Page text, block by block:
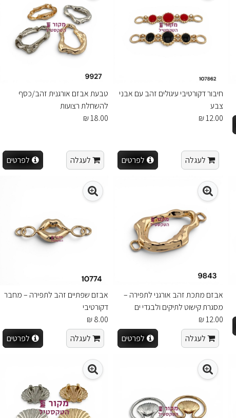
חיבור דקורטיבי עיגולים זהב עם אבני
צבע
12.00 ₪
לעגלה לפרטים
טבעת אבזם אורגנית זהב/כסף
להשחלת רצועות
18.00 ₪
לעגלה לפרטים
אבזם מתכת זהב אורגני לתפירה –
מסגרת קישוט לתיקים ולבגדי ים
12.00 ₪
לעגלה
לפרטים
אבזם שפתיים זהב לתפירה – מחבר
דקורטיבי
8.00 ₪
לעגלה
לפרטים